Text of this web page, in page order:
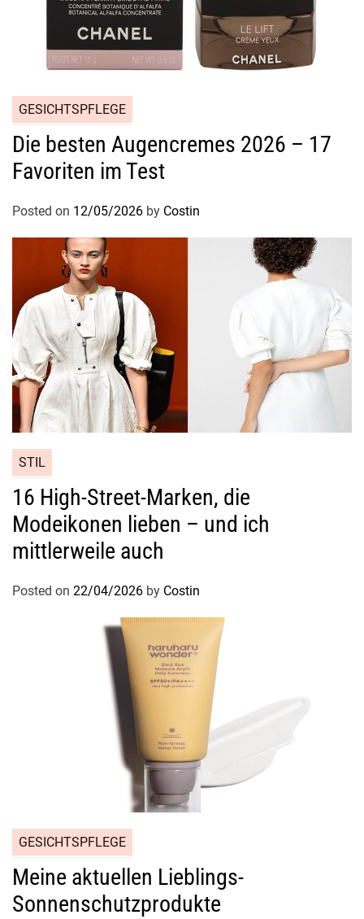
t
–
u
b
e
s
t
e
a
g
t
GESICHTSPFLEGE
Die besten Augencremes 2026 – 17
Favoriten im Test
Posted on 12/05/2026 by Costin
STIL
16 High-Street-Marken, die
Modeikonen lieben – und ich
mittlerweile auch
Posted on 22/04/2026 by Costin
GESICHTSPFLEGE
Meine aktuellen Lieblings-
Sonnenschutzprodukte